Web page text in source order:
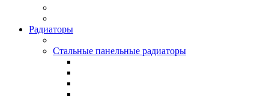
Радиаторы
Стальные панельные радиаторы